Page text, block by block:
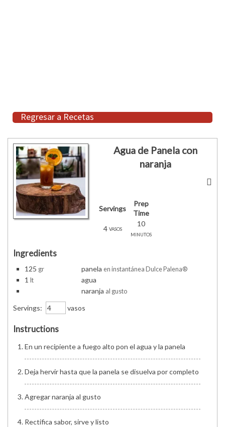
Regresar a Recetas
Agua de Panela con
naranja
Servings
Prep
Time
4 vasos
10
minutos
Ingredients
125 gr panela en instantánea Dulce Palena®
1 lt
agua
naranja al gusto
Servings: vasos
Instructions
En un recipiente a fuego alto pon el agua y la panela
Deja hervir hasta que la panela se disuelva por completo
Agregar naranja al gusto
Rectifica sabor, sirve y listo